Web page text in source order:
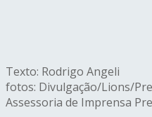
Texto: Rodrigo Angeli
fotos: Divulgação/Lions/
Assessoria de Imprensa